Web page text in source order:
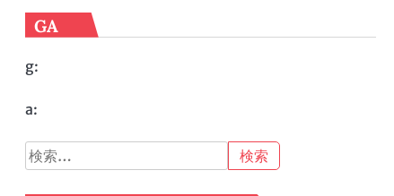
GA
g:
a:
検
索: